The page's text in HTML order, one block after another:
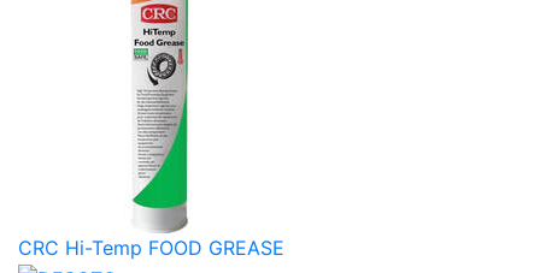
CRC Hi-Temp FOOD GREASE